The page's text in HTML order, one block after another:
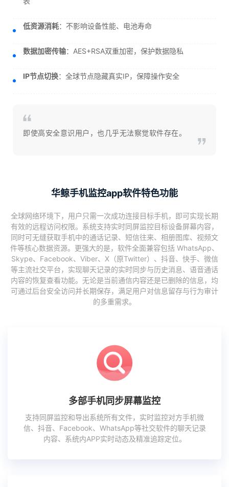
低资源消耗：不影响设备性能、电池寿命
数据加密传输：AES+RSA双重加密，保护数据隐私
IP节点切换：全球节点隐藏真实IP，保障操作安全
即使高安全意识用户，也几乎无法察觉软件存在。
华鲸手机监控app软件特色功能
全球网络环境下，用户只需一次成功连接目标手机，即可实现长期
有效的远程访问权限。系统支持实时同屏监控目标设备屏幕内容，
同时可无缝获取手机中的通话记录、短信往来、相册图库、视频文
件等核心数据资源。更强大的是，软件全面兼容包括 WhatsApp、
Skype、Facebook、Viber、X（原Twitter）、抖音、快手、微信
等主流社交平台，实现聊天记录的实时同步与历史消息、语音通话
内容的恢复查看功能。无论是当前通信内容还是已删除的信息，均
可通过后台安全访问并长期保存，满足用户对信息留存与行为审计
的多重需求。
多部手机同步屏幕监控
支持同屏监控和导出系统所有文件，实时监控对方手机微
信、抖音、Facebook、WhatsApp等社交软件的聊天记录
内容、系统内APP实时动态及精准追踪定位。